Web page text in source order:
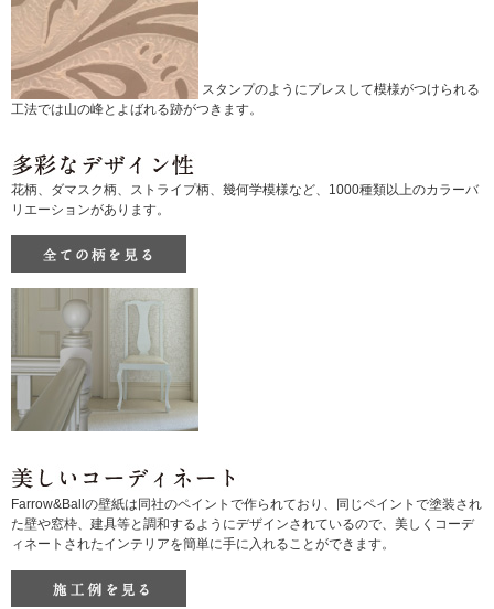
スタンプのようにプレスして模様がつけられる
工法では山の峰とよばれる跡がつきます。
花柄、ダマスク柄、ストライプ柄、幾何学模様など、1000種類以上のカラーバ
リエーションがあります。
Farrow&Ballの壁紙は同社のペイントで作られており、同じペイントで塗装され
た壁や窓枠、建具等と調和するようにデザインされているので、美しくコーデ
ィネートされたインテリアを簡単に手に入れることができます。